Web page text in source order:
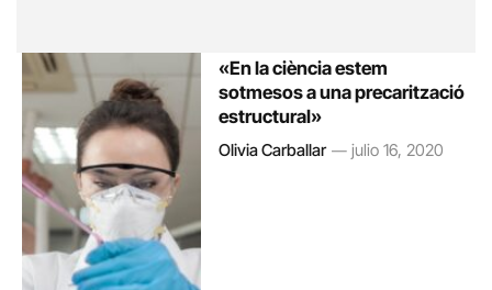
«En la ciència estem
sotmesos a una precarització
estructural»
Olivia Carballar julio 16, 2020